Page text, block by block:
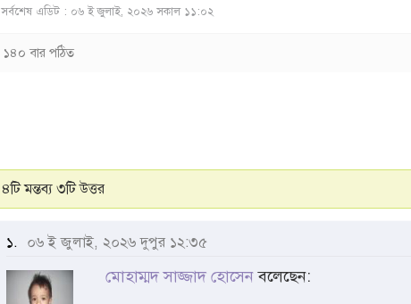
সর্বশেষ এডিট : ০৬ ই জুলাই, ২০২৬ সকাল ১১:০২
১৪০ বার পঠিত
৪টি মন্তব্য ৩টি উত্তর
১. ০৬ ই জুলাই, ২০২৬ দুপুর ১২:৩৫
মোহাম্মদ সাজ্জাদ হোসেনবলেছেন: